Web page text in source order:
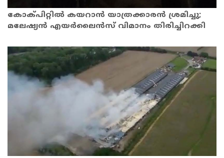
കോക്പിറ്റില്‍ കയറാന്‍ യാത്രക്കാരന്‍ ശ്രമിച്ചു;
മലേഷ്യന്‍ എയര്‍ലൈന്‍സ് വിമാനം തിരിച്ചിറക്കി